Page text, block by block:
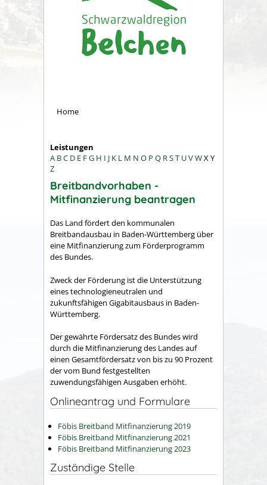
Home
Leistungen
A BC D E FG H I J K L M N O P Q RST UVWXY
Z
Breitbandvorhaben -
Mitfinanzierung beantragen
Das Land fördert den kommunalen
Breitbandausbau in Baden-Württemberg über
eine Mitfinanzierung zum Förderprogramm
des Bundes.
Zweck der Förderung ist die Unterstützung
eines technologieneutralen und
zukunftsfähigen Gigabitausbaus in Baden-
Württemberg.
Dergewährte Fördersatz des Bundes wird
durch die Mitfinanzierung des Landes auf
einen Gesamtfördersatz von bis zu 90 Prozent
der vom Bund festgestellten
zuwendungsfähigen Ausgaben erhöht.
Onlineantrag und Formulare
Föbis Breitband Mitfinanzierung 2019
Föbis Breitband Mitfinanzierung 2021
Föbis Breitband Mitfinanzierung 2023
Zuständige Stelle